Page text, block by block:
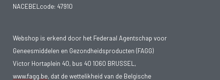
NACEBELcode: 47910
Webshop is erkend door het Federaal Agentschap voor
Geneesmiddelen en Gezondheidsproducten (FAGG)
Victor Hortaplein 40, bus 40 1060 BRUSSEL,
www.fagg.be, dat de wettelikheid van de Belgische